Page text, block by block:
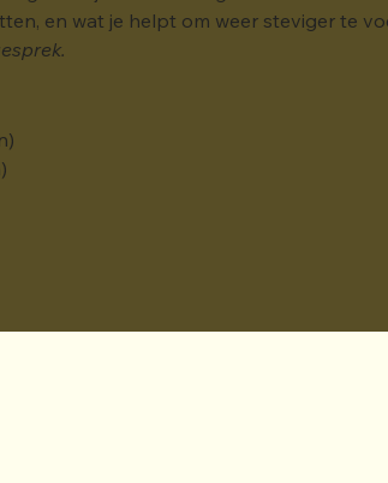
en wat je helpt om weer steviger te